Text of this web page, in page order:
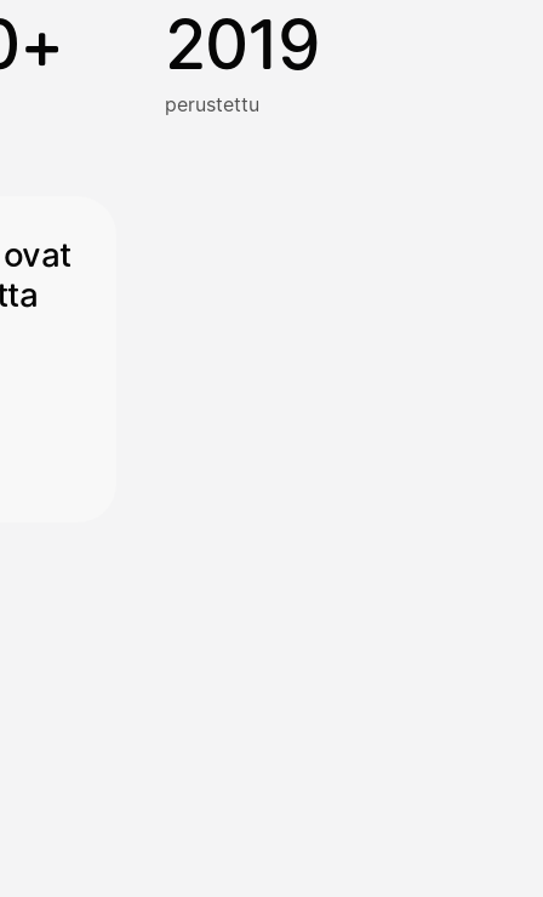
2019
perustettu